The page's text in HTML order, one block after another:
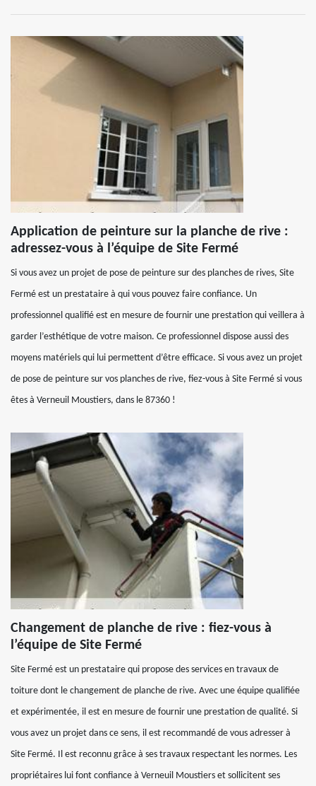
Application de peinture sur la planche de rive :
adressez-vous à l’équipe de Site Fermé
Si vous avez un projet de pose de peinture sur des planches de rives, Site
Fermé est un prestataire à qui vous pouvez faire confiance. Un
professionnel qualifié est en mesure de fournir une prestation qui veillera à
garder l’esthétique de votre maison. Ce professionnel dispose aussi des
moyens matériels qui lui permettent d’être efficace. Si vous avez un projet
de pose de peinture sur vos planches de rive, fiez-vous à Site Fermé si vous
êtes à Verneuil Moustiers, dans le 87360 !
Changement de planche de rive : fiez-vous à
l’équipe de Site Fermé
Site Fermé est un prestataire qui propose des services en travaux de
toiture dont le changement de planche de rive. Avec une équipe qualifiée
et expérimentée, il est en mesure de fournir une prestation de qualité. Si
vous avez un projet dans ce sens, il est recommandé de vous adresser à
Site Fermé. Il est reconnu grâce à ses travaux respectant les normes. Les
propriétaires lui font confiance à Verneuil Moustiers et sollicitent ses